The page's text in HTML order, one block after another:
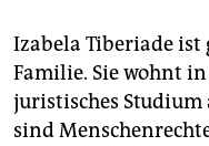
Izabela Tiberiade ist
Familie. Sie wohnt
juristisches
sind